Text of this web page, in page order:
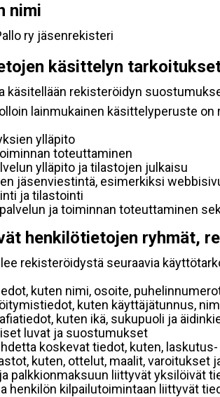
nimi
ry jäsenrekisteri
käsittelyn
käsitellään rekisteröidyn
lainmukainen käsittelyperuste
ylläpito
toteuttaminen
ylläpito ja tilastojen julkaisu
jäsenviestintä, esimerkiksi
ja tilastointi
ja toiminnan toteuttaminen
henkilötietojen ryhmät,
rekisteröidystä seuraavia
kuten nimi, osoite,
kuten käyttäjätunnus,
kuten ikä, sukupuoli ja
luvat ja suostumukset
koskevat tiedot, kuten,
kuten, ottelut, maalit,
palkkionmaksuun liittyvät yksilöivät
henkilön kilpailutoimintaan liittyvät